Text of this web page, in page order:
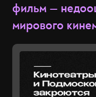
фильм —
мирового